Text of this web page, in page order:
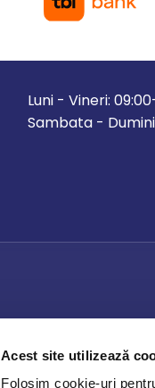
Acest site utilizează
Folosim cookie-uri
Luni - Vineri:
Sambata -